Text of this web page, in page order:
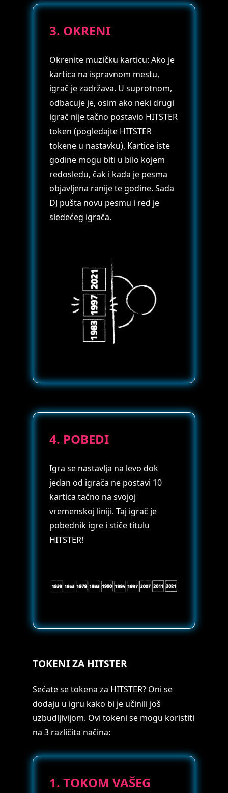
3. OKRENI
Okrenite muzičku karticu: Ako je
kartica na ispravnom mestu,
igrač je zadržava. U suprotnom,
odbacuje je, osim ako neki drugi
igrač nije tačno postavio HITSTER
token (pogledajte HITSTER
tokene u nastavku). Kartice iste
godine mogu biti u bilo kojem
redosledu, čak i kada je pesma
objavljena ranije te godine. Sada
DJ pušta novu pesmu i red je
sledećeg igrača.
4. POBEDI
Igra se nastavlja na levo dok
jedan od igrača ne postavi 10
kartica tačno na svojoj
vremenskoj liniji. Taj igrač je
pobednik igre i stiče titulu
HITSTER!
TOKENI ZA HITSTER
Sećate se tokena za HITSTER? Oni se
dodaju u igru kako bi je učinili još
uzbudljivijom. Ovi tokeni se mogu koristiti
na 3 različita načina:
1. TOKOM VAŠEG